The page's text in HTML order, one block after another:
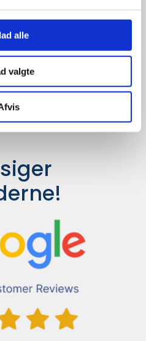
alle
valgte
større, så har I en
produkt, eller et
så send en
,
rigtige produkt
dygtig pris.